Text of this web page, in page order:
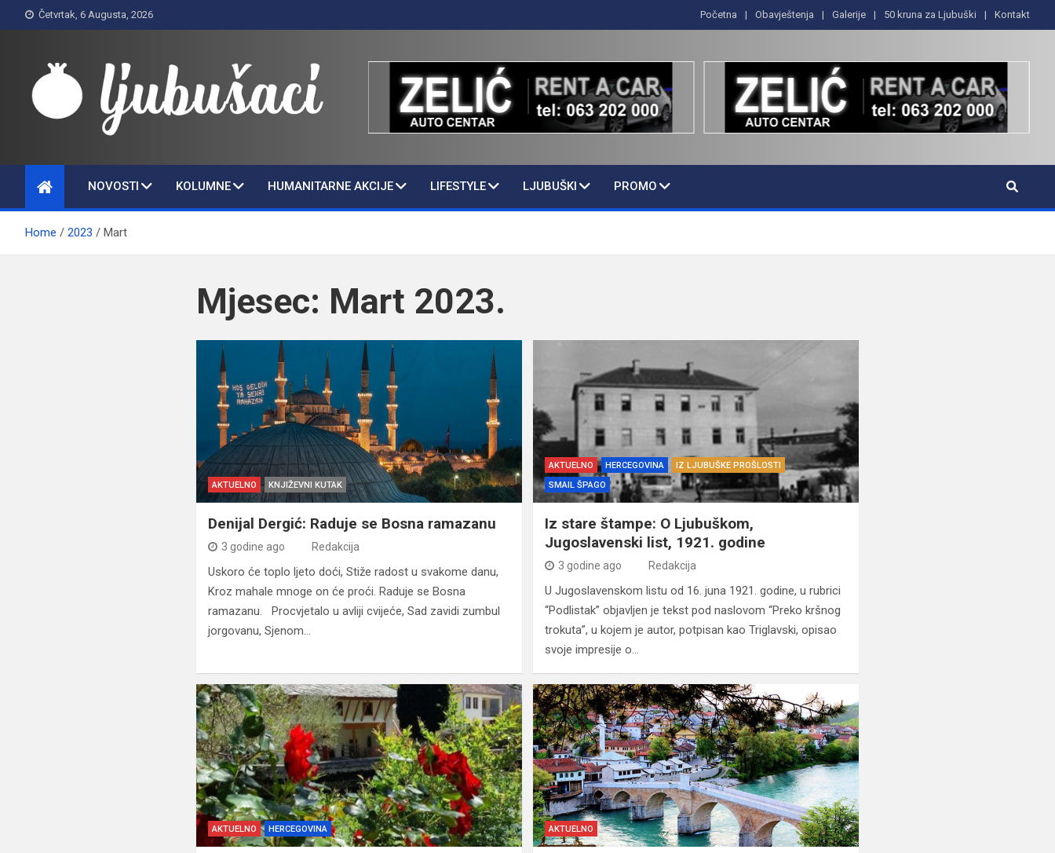
to
Četvrtak, 6 Augusta, 2026 Početna Obavještenja Galerije 50 kruna za Ljubuški Kontakt
Ljubušaci
NOVOSTI KOLUMNE HUMANITARNE AKCIJE LIFESTYLE LJUBUŠKI PROMO
Home 2023 Mart
Mjesec: Mart 2023.
AKTUELNO KNJIŽEVNI KUTAK
Denijal Dergić: Raduje se Bosna ramazanu
3 godine ago Redakcija
Uskoro će toplo ljeto doći, Stiže radost u svakome danu,
Kroz mahale mnoge on će proći. Raduje se Bosna
ramazanu. Procvjetalo u avliji cvijeće, Sad zavidi zumbul
jorgovanu, Sjenom…
AKTUELNO HERCEGOVINA
IZ LJUBUŠKE PROŠLOSTI
SMAIL ŠPAGO
Iz stare štampe: O Ljubuškom,
Jugoslavenski list, 1921. godine
3 godine ago Redakcija
U Jugoslavenskom listu od 16. juna 1921. godine, u rubrici
“Podlistak” objavljen je tekst pod naslovom “Preko kršnog
trokuta”, u kojem je autor, potpisan kao Triglavski, opisao
svoje impresije o…
AKTUELNO HERCEGOVINA AKTUELNO